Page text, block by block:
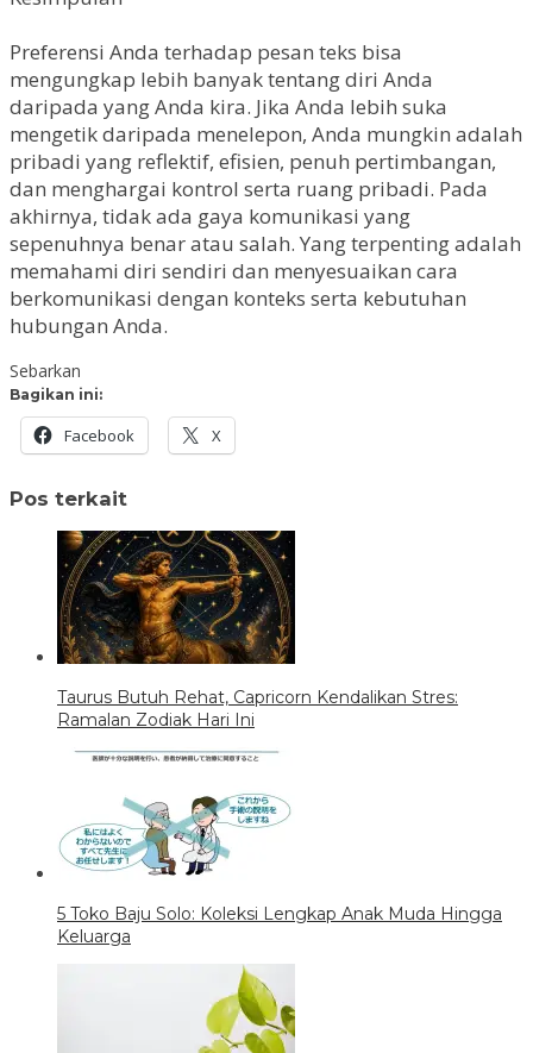
Preferensi Anda terhadap pesan teks bisa
mengungkap lebih banyak tentang diri Anda
daripada yang Anda kira. Jika Anda lebih suka
mengetik daripada menelepon, Anda mungkin adalah
pribadi yang reflektif, efisien, penuh pertimbangan,
dan menghargai kontrol serta ruang pribadi. Pada
akhirnya, tidak ada gaya komunikasi yang
sepenuhnya benar atau salah. Yang terpenting adalah
memahami diri sendiri dan menyesuaikan cara
berkomunikasi dengan konteks serta kebutuhan
hubungan Anda.
Sebarkan
Bagikan ini:
Facebook X
Pos terkait
Taurus Butuh Rehat, Capricorn Kendalikan Stres:
Ramalan Zodiak Hari Ini
5 Toko Baju Solo: Koleksi Lengkap Anak Muda Hingga
Keluarga